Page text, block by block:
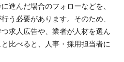
進んだ場合のフォローなどを、
う必要があります。そのため、
求人広告や、業者が人材を選ん
比べると、人事・採用担当者に